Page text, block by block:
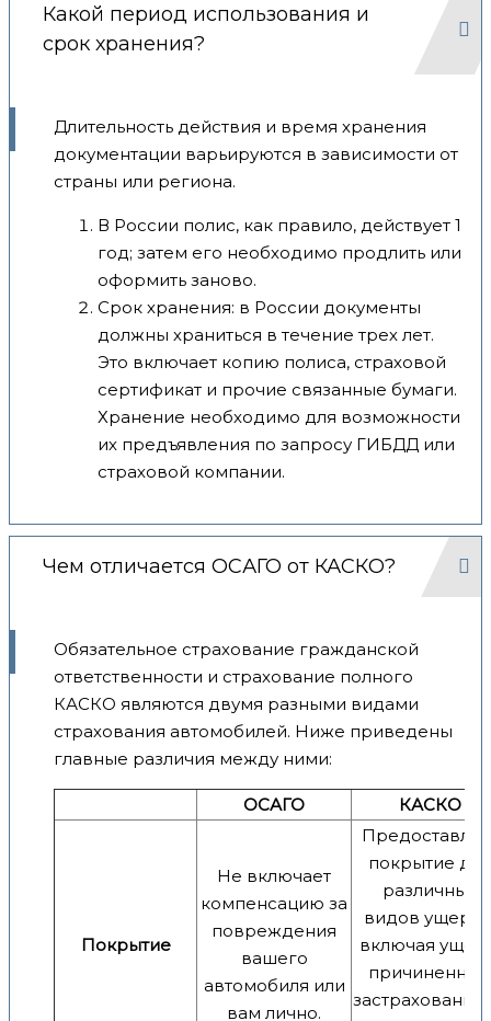
Какой период использования и
срок хранения?
Длительность действия и время хранения
документации варьируются в зависимости от
страны или региона.
В России полис, как правило, действует 1
год; затем его необходимо продлить или
оформить заново.
Срок хранения: в России документы
должны храниться в течение трех лет.
Это включает копию полиса, страховой
сертификат и прочие связанные бумаги.
Хранение необходимо для возможности
их предъявления по запросу ГИБДД или
страховой компании.
Чем отличается ОСАГО от КАСКО?
Обязательное страхование гражданской
ответственности и страхование полного
КАСКО являются двумя разными видами
страхования автомобилей. Ниже приведены
главные различия между ними:
ОСАГО КАСКО
Покрытие
Не включает
компенсацию за
повреждения
вашего
автомобиля или
вам лично.
покрытие для
различных
видов
включая
причиненный